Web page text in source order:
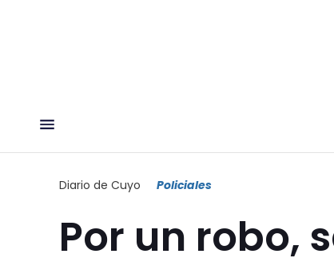
Diario de Cuyo Policiales
Por un robo,